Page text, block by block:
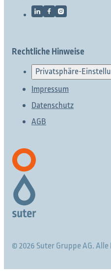
Rechtliche Hinweise
Privatsphäre-
Impressum
Datenschutz
AGB
© 2026 Suter Gruppe AG.